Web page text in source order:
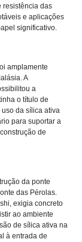
resistência das
​​e aplicações
significativo.
amplamente
A
a
o título de
da sílica ativa
para suportar a
de
da ponte
das Pérolas.
exigia concreto
ao ambiente
de sílica ativa na
à entrada de